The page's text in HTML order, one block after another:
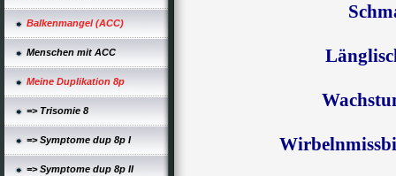
Balkenmangel (ACC)
Menschen mit ACC
Meine Duplikation 8p
=> Trisomie 8
=> Symptome dup 8p I
=> Symptome dup 8p II